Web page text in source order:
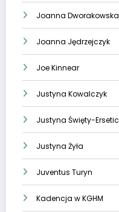
Joanna Dworakowska
Joanna Jędrzejczyk
Joe Kinnear
Justyna Kowalczyk
Justyna Święty-Ersetic
Justyna Żyła
Juventus Turyn
Kadencja w KGHM